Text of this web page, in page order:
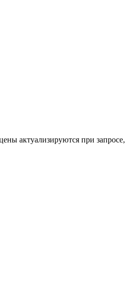
актуализируются при запросе,